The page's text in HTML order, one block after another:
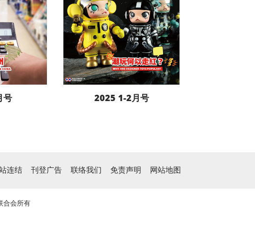
号
下载
2025 1-2月号
连结 刊登广告 联络我们 免责声明 网站地图
合会所有